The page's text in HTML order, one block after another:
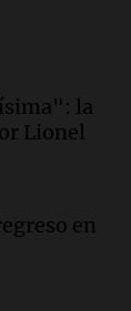
muerto
desde
a
la
Lionel
en